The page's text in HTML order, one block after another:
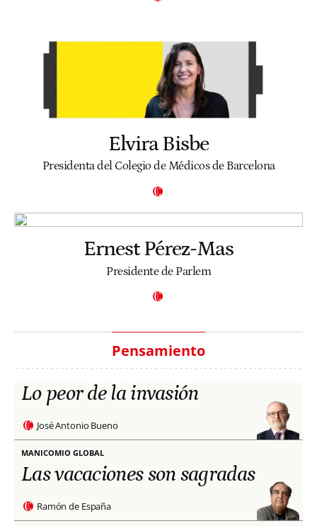
Elvira Bisbe
Presidenta del Colegio de Médicos de Barcelona
Ernest Pérez-Mas
Presidente de Parlem
Pensamiento
Lo peor de la invasión
José Antonio Bueno
MANICOMIO GLOBAL
Las vacaciones son sagradas
Ramón de España